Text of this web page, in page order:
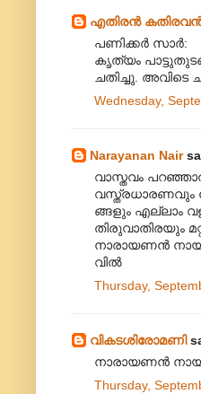
എതിരന്‍
പണിക്കർ സാർ:
കൃത്യം
ചതിച്ചു. അവിടെ
Wednesday,
Narayanan Nair
വാസ്തവം
വസ്ത്രധാരണവും
ങ്ങളും എല്ലാം
തിരുവാതിരയും
നാരായണന്‍
വില്‍
Thursday,
വികടശിരോമണി
നാരായണൻ
Thursday,